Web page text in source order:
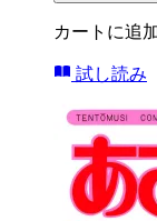
カートに追
試し読み